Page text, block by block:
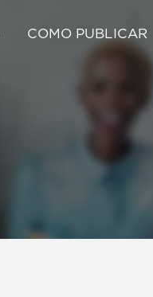
COMO PUBLICAR